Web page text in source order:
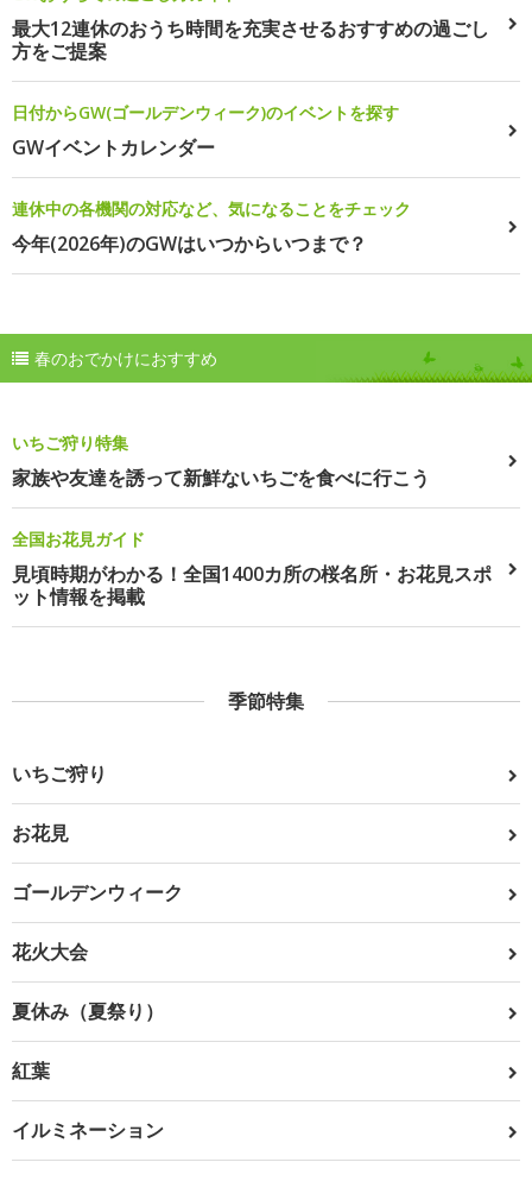
最大12連休のおうち時間を充実させるおすすめの過ごし
方をご提案
日付からGW(ゴールデンウィーク)のイベントを探す
GWイベントカレンダー
連休中の各機関の対応など、気になることをチェック
今年(2026年)のGWはいつからいつまで？
春のおでかけにおすすめ
いちご狩り特集
家族や友達を誘って新鮮ないちごを食べに行こう
全国お花見ガイド
見頃時期がわかる！全国1400カ所の桜名所・お花見スポ
ット情報を掲載
季節特集
いちご狩り
お花見
ゴールデンウィーク
花火大会
夏休み（夏祭り）
紅葉
イルミネーション